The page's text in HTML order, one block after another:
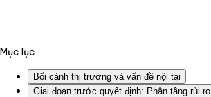
Mục lục
Bối cảnh thị trường và vấn đề nội tại
Giai đoạn trước quyết định: Phân tầng rủi ro